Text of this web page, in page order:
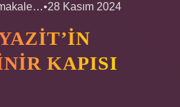
Kasım 2024
KAPISI